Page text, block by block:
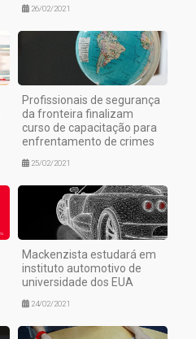
26/02/2021
Profissionais de segurança
da fronteira finalizam
curso de capacitação para
enfrentamento de crimes
25/02/2021
Mackenzista estudará em
instituto automotivo de
universidade dos EUA
24/02/2021